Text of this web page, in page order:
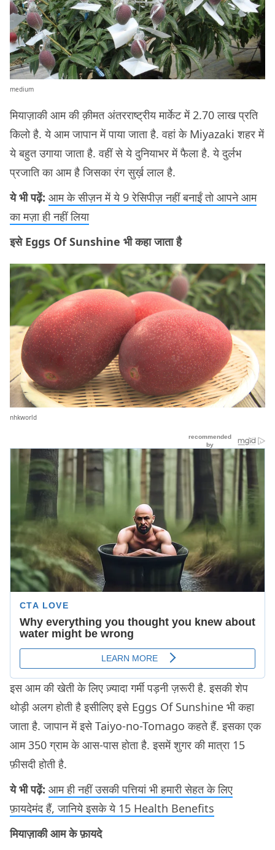
medium
मियाज़ाकी आम की क़ीमत अंतरराष्ट्रीय मार्केट में 2.70 लाख प्रति
किलो है. ये आम जापान में पाया जाता है. वहां के Miyazaki शहर में
ये बहुत उगाया जाता है. वहीं से ये दुनियाभर में फैला है. ये दुर्लभ
प्रजाति का आम है जिसका रंग सुर्ख़ लाल है.
ये भी पढ़ें: आम के सीज़न में ये 9 रेसिपीज़ नहीं बनाईं तो आपने आम
का मज़ा ही नहीं लिया
इसे Eggs Of Sunshine भी कहा जाता है
nhkworld
इस आम की खेती के लिए ज़्यादा गर्मी पड़नी ज़रूरी है. इसकी शेप
थोड़ी अलग होती है इसीलिए इसे Eggs Of Sunshine भी कहा
जाता है. जापान में इसे Taiyo-no-Tomago कहते हैं. इसका एक
आम 350 ग्राम के आस-पास होता है. इसमें शुगर की मात्रा 15
फ़ीसदी होती है.
ये भी पढ़ें: आम ही नहीं उसकी पत्तियां भी हमारी सेहत के लिए
फ़ायदेमंद हैं, जानिये इसके ये 15 Health Benefits
मियाज़ाकी आम के फ़ायदे